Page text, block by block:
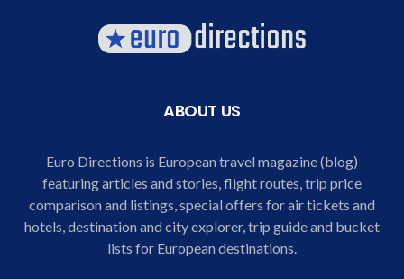
ABOUT US
Euro Directions is European travel magazine (blog)
featuring articles and stories, flight routes, trip price
comparison and listings, special offers for air tickets and
hotels, destination and city explorer, trip guide and bucket
lists for European destinations.